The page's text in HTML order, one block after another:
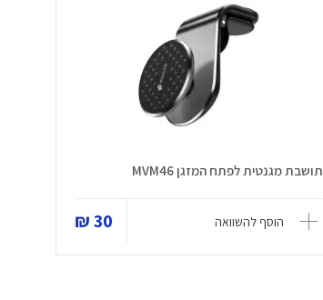
תושבת מגנטית לפתח המזגן MVM46
הוסף להשוואה 30 ₪